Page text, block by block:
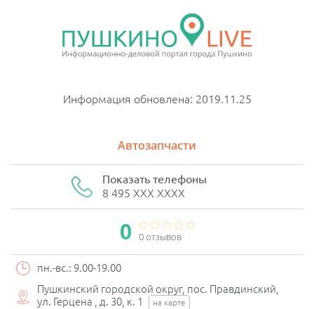
Информация обновлена: 2019.11.25
Автозапчасти
Показать телефоны
8 495 XXX XXXX
0 0 отзывов
пн.-вс.: 9.00-19.00
Пушкинский городской округ, пос. Правдинский,
ул. Герцена , д. 30, к. 1
на карте